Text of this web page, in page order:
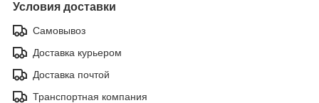
Условия доставки
Самовывоз
Доставка курьером
Доставка почтой
Транспортная компания